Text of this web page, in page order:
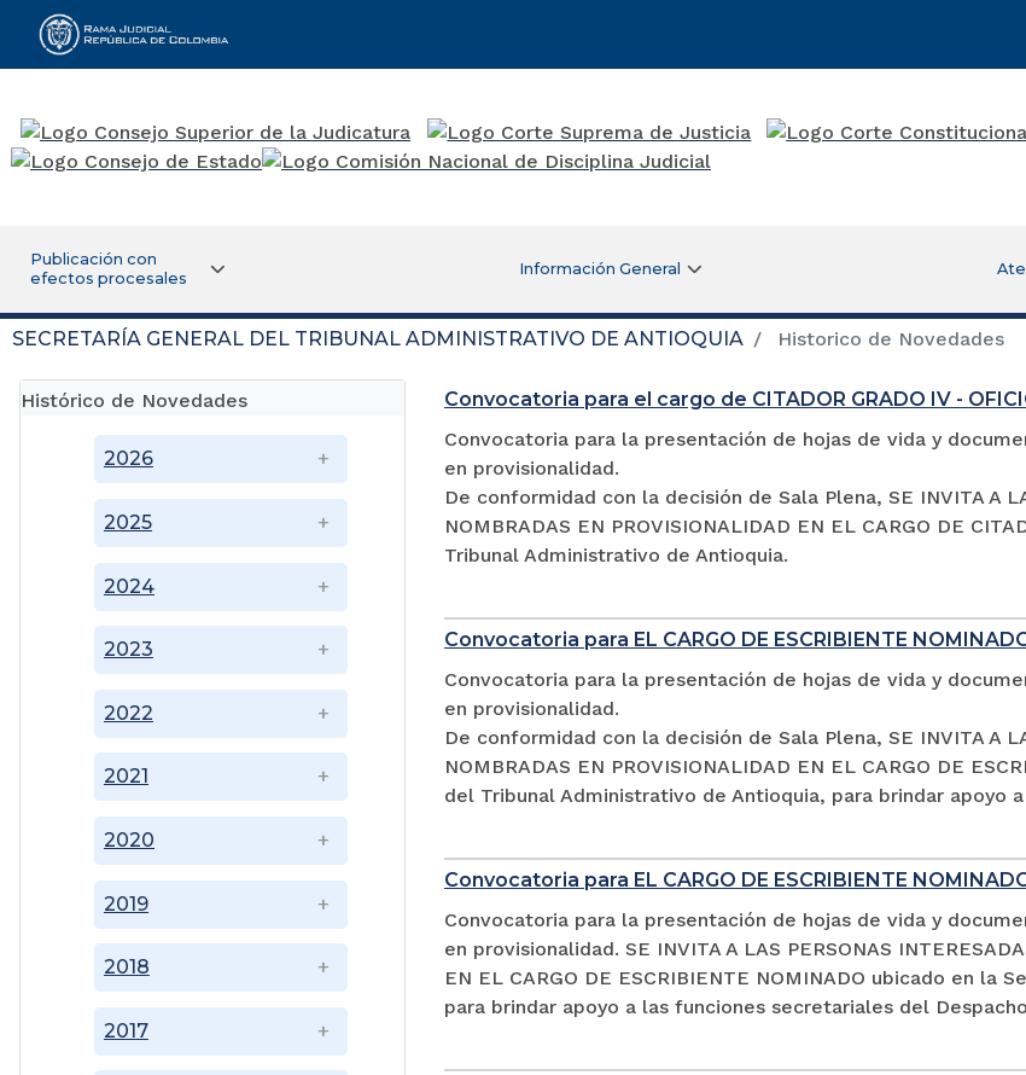
Rama Judicial
Publicación con
efectos procesales
Información General
SECRETARÍA GENERAL DEL TRIBUNAL ADMINISTRATIVO DE ANTIOQUIA Historico de Novedades
Histórico de Novedades
2017
2018
2019
2020
2021
2022
2023
2024
2025
2026
Convocatoria para el cargo de CITADOR GRADO IV -
Convocatoria para la presentación de hojas de vida y
en provisionalidad.
De conformidad con la decisión de Sala Plena, SE INVITA A
NOMBRADAS EN PROVISIONALIDAD EN EL CARGO DE
Tribunal Administrativo de Antioquia.
Convocatoria para EL CARGO DE ESCRIBIENTE
Convocatoria para la presentación de hojas de vida y
en provisionalidad.
De conformidad con la decisión de Sala Plena, SE INVITA A
NOMBRADAS EN PROVISIONALIDAD EN EL CARGO DE
del Tribunal Administrativo de Antioquia, para brindar apoyo
Convocatoria para EL CARGO DE ESCRIBIENTE
Convocatoria para la presentación de hojas de vida y
en provisionalidad. SE INVITA A LAS PERSONAS
EN EL CARGO DE ESCRIBIENTE NOMINADO ubicado en
para brindar apoyo a las funciones secretariales del